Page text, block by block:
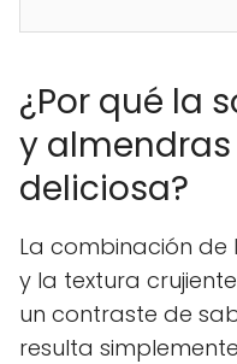
¿Por qué la
y
deliciosa?
La combinación
y la textura
un contraste de
resulta